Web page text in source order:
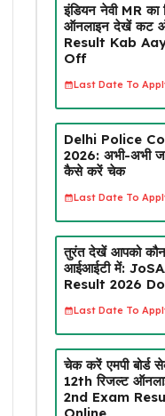
इंडियन नेवी MR
ऑनलाइन देखें कट
Result Kab
Off
Last Date To
Delhi Police
2026: अभी-अभी
कैसे करें चेक
Last Date To
तुरंत देखें आपको कौन
आईआईटी में:
Result 2026
Last Date To
चेक करें एमपी बोर्ड
12th रिजल्ट
2nd Exam
Online